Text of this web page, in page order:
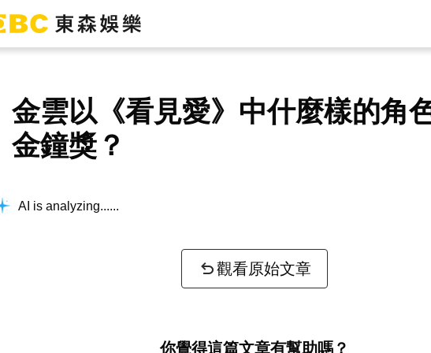
金雲以《看見愛》中什麼樣的角
金鐘獎？
AI is analyzing...
觀看原始文章
你覺得這篇文章有幫助嗎？